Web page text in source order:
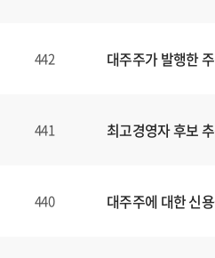
442 대주주가 발행한
441 최고경영자 후보
440 대주주에 대한 신